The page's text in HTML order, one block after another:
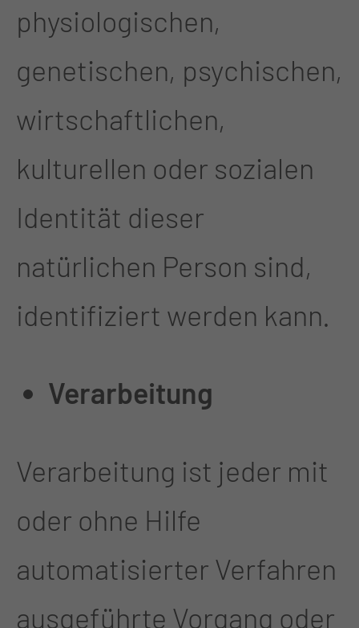
physiologischen,
genetischen, psychischen,
wirtschaftlichen,
kulturellen oder sozialen
Identität dieser
natürlichen Person sind,
identifiziert werden kann.
Verarbeitung
Verarbeitung ist jeder mit
oder ohne Hilfe
automatisierter Verfahren
ausgeführte Vorgang oder